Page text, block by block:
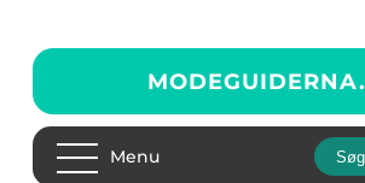
MODEGUIDERNA.
Menu